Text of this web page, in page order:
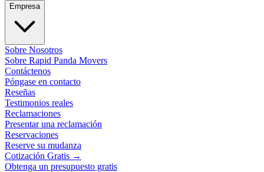
Empresa
Sobre Nosotros
Sobre Rapid Panda Movers
Contáctenos
Póngase en contacto
Reseñas
Testimonios reales
Reclamaciones
Presentar una reclamación
Reservaciones
Reserve su mudanza
Cotización Gratis →
Obtenga un presupuesto gratis